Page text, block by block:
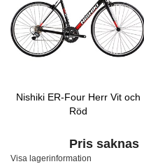
Nishiki ER-Four Herr Vit och
Röd
Pris saknas
Visa lagerinformation